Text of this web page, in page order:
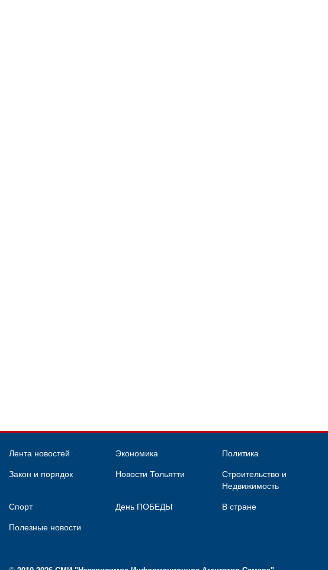
Лента новостей Экономика Политика
Закон и порядок Новости Тольятти
Строительство и
Недвижимость
Спорт День ПОБЕДЫ В стране
Полезные новости